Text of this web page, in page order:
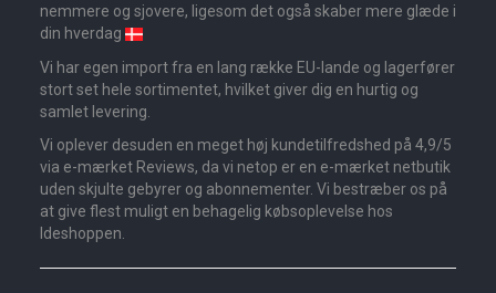
nemmere og sjovere, ligesom det også skaber mere glæde i
din hverdag
Vi har egen import fra en lang række EU-lande og lagerfører
stort set hele sortimentet, hvilket giver dig en hurtig og
samlet levering.
Vi oplever desuden en meget høj kundetilfredshed på 4,9/5
via e-mærket Reviews, da vi netop er en e-mærket netbutik
uden skjulte gebyrer og abonnementer. Vi bestræber os på
at give flest muligt en behagelig købsoplevelse hos
Ideshoppen.